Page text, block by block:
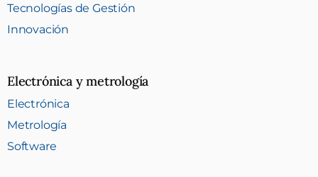
Tecnologías de Gestión
Innovación
Electrónica y metrología
Electrónica
Metrología
Software